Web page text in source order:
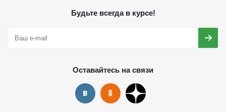
Будьте всегда в курсе!
Оставайтесь на связи